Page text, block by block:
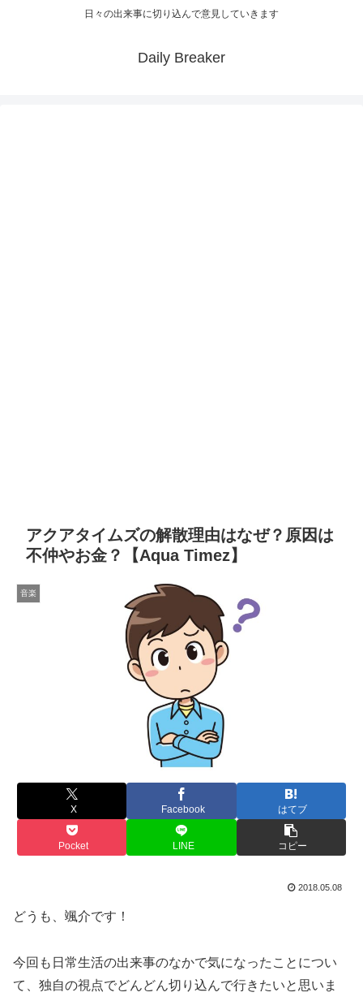
日々の出来事に切り込んで意見していきます
Daily Breaker
アクアタイムズの解散理由はなぜ？原因は
不仲やお金？【Aqua Timez】
音楽
X Facebook はてブ
Pocket LINE コピー
2018.05.08
どうも、颯介です！
今回も日常生活の出来事のなかで気になったことについ
て、独自の視点でどんどん切り込んで行きたいと思いま